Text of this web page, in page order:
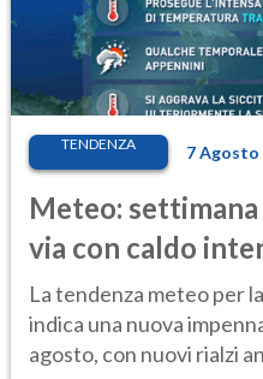
TENDENZA 7 Agosto
Meteo:
via con caldo
temporale
La tendenza meteo per
indica una nuova
agosto, con nuovi rialzi